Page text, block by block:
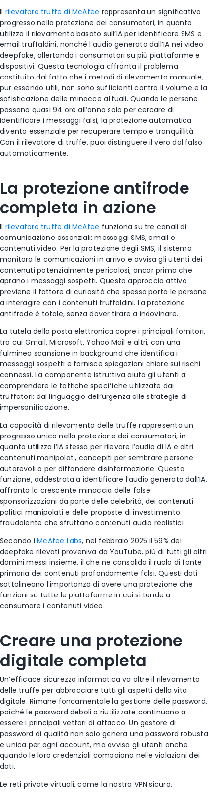
Il rilevatore truffe di McAfee rappresenta un significativo
progresso nella protezione dei consumatori, in quanto
utilizza il rilevamento basato sull’IA per identificare SMS e
email truffaldini, nonché l’audio generato dall’IA nei video
deepfake, allertando i consumatori su più piattaforme e
dispositivi. Questa tecnologia affronta il problema
costituito dal fatto che i metodi di rilevamento manuale,
pur essendo utili, non sono sufficienti contro il volume e la
sofisticazione delle minacce attuali. Quando le persone
passano quasi 94 ore all’anno solo per cercare di
identificare i messaggi falsi, la protezione automatica
diventa essenziale per recuperare tempo e tranquillità.
Con il rilevatore di truffe, puoi distinguere il vero dal falso
automaticamente.
La protezione antifrode
completa in azione
Il rilevatore truffe di McAfee funziona su tre canali di
comunicazione essenziali: messaggi SMS, email e
contenuti video. Per la protezione degli SMS, il sistema
monitora le comunicazioni in arrivo e avvisa gli utenti dei
contenuti potenzialmente pericolosi, ancor prima che
aprano i messaggi sospetti. Questo approccio attivo
previene il fattore di curiosità che spesso porta le persone
a interagire con i contenuti truffaldini. La protezione
antifrode è totale, senza dover tirare a indovinare.
La tutela della posta elettronica copre i principali fornitori,
tra cui Gmail, Microsoft, Yahoo Mail e altri, con una
fulminea scansione in background che identifica i
messaggi sospetti e fornisce spiegazioni chiare sui rischi
connessi. La componente istruttiva aiuta gli utenti a
comprendere le tattiche specifiche utilizzate dai
truffatori: dal linguaggio dell’urgenza alle strategie di
impersonificazione.
La capacità di rilevamento delle truffe rappresenta un
progresso unico nella protezione dei consumatori, in
quanto utilizza l’IA stessa per rilevare l’audio di IA e altri
contenuti manipolati, concepiti per sembrare persone
autorevoli o per diffondere disinformazione. Questa
funzione, addestrata a identificare l’audio generato dall’IA,
affronta la crescente minaccia delle false
sponsorizzazioni da parte delle celebrità, dei contenuti
politici manipolati e delle proposte di investimento
fraudolente che sfruttano contenuti audio realistici.
Secondo iMcAfee Labs, nel febbraio 2025 il 59% dei
deepfake rilevati proveniva da YouTube, più di tutti gli altri
domini messi insieme, il che ne consolida il ruolo di fonte
primaria dei contenuti profondamente falsi. Questi dati
sottolineano l’importanza di avere una protezione che
funzioni su tutte le piattaforme in cui si tende a
consumare i contenuti video.
Creare una protezione
digitale completa
Un’efficace sicurezza informatica va oltre il rilevamento
delle truffe per abbracciare tutti gli aspetti della vita
digitale. Rimane fondamentale la gestione delle password,
poiché le password deboli o riutilizzate continuano a
essere i principali vettori di attacco. Un gestore di
password di qualità non solo genera una password robusta
e unica per ogni account, ma avvisa gli utenti anche
quando le loro credenziali compaiono nelle violazioni dei
dati.
Le reti private virtuali, come la nostra VPN sicura,